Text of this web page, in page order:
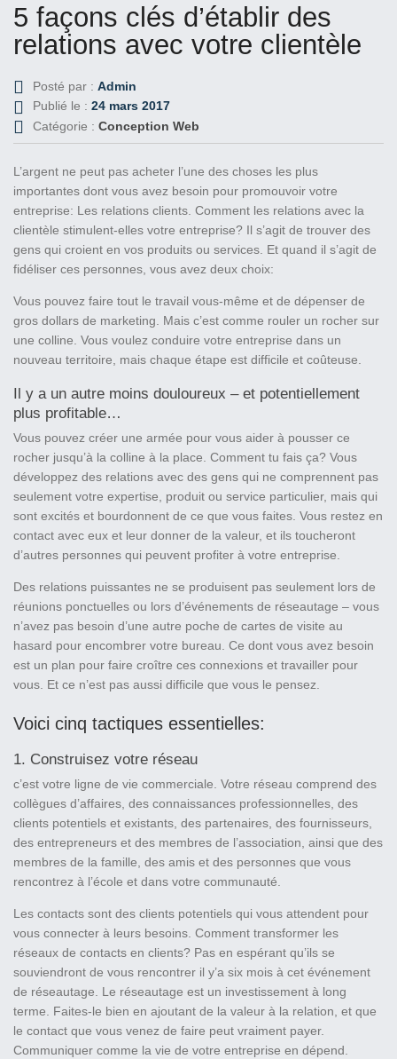
5 façons clés d’établir des
relations avec votre clientèle
Posté par : Admin
Publié le : 24 mars 2017
Catégorie : Conception Web
L’argent ne peut pas acheter l’une des choses les plus
importantes dont vous avez besoin pour promouvoir votre
entreprise: Les relations clients. Comment les relations avec la
clientèle stimulent-elles votre entreprise? Il s’agit de trouver des
gens qui croient en vos produits ou services. Et quand il s’agit de
fidéliser ces personnes, vous avez deux choix:
Vous pouvez faire tout le travail vous-même et de dépenser de
gros dollars de marketing. Mais c’est comme rouler un rocher sur
une colline. Vous voulez conduire votre entreprise dans un
nouveau territoire, mais chaque étape est difficile et coûteuse.
Il y a un autre moins douloureux – et potentiellement
plus profitable…
Vous pouvez créer une armée pour vous aider à pousser ce
rocher jusqu’à la colline à la place. Comment tu fais ça? Vous
développez des relations avec des gens qui ne comprennent pas
seulement votre expertise, produit ou service particulier, mais qui
sont excités et bourdonnent de ce que vous faites. Vous restez en
contact avec eux et leur donner de la valeur, et ils toucheront
d’autres personnes qui peuvent profiter à votre entreprise.
Des relations puissantes ne se produisent pas seulement lors de
réunions ponctuelles ou lors d’événements de réseautage – vous
n’avez pas besoin d’une autre poche de cartes de visite au
hasard pour encombrer votre bureau. Ce dont vous avez besoin
est un plan pour faire croître ces connexions et travailler pour
vous. Et ce n’est pas aussi difficile que vous le pensez.
Voici cinq tactiques essentielles:
1. Construisez votre réseau
c’est votre ligne de vie commerciale. Votre réseau comprend des
collègues d’affaires, des connaissances professionnelles, des
clients potentiels et existants, des partenaires, des fournisseurs,
des entrepreneurs et des membres de l’association, ainsi que des
membres de la famille, des amis et des personnes que vous
rencontrez à l’école et dans votre communauté.
Les contacts sont des clients potentiels qui vous attendent pour
vous connecter à leurs besoins. Comment transformer les
réseaux de contacts en clients? Pas en espérant qu’ils se
souviendront de vous rencontrer il y’a six mois à cet événement
de réseautage. Le réseautage est un investissement à long
terme. Faites-le bien en ajoutant de la valeur à la relation, et que
le contact que vous venez de faire peut vraiment payer.
Communiquer comme la vie de votre entreprise en dépend.